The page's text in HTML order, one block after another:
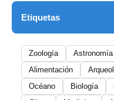
Etiquetas
Zoología Astronomía
Alimentación
Océano
Biología